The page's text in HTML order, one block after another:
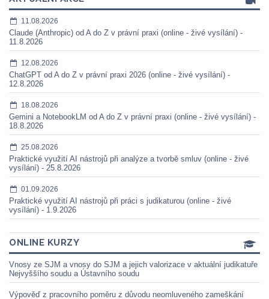
11.08.2026
Claude (Anthropic) od A do Z v právní praxi (online - živé vysílání) -
11.8.2026
12.08.2026
ChatGPT od A do Z v právní praxi 2026 (online - živé vysílání) -
12.8.2026
18.08.2026
Gemini a NotebookLM od A do Z v právní praxi (online - živé vysílání) -
18.8.2026
25.08.2026
Praktické využití AI nástrojů při analýze a tvorbě smluv (online - živé
vysílání) - 25.8.2026
01.09.2026
Praktické využití AI nástrojů při práci s judikaturou (online - živé
vysílání) - 1.9.2026
ONLINE KURZY
Vnosy ze SJM a vnosy do SJM a jejich valorizace v aktuální judikatuře
Nejvyššího soudu a Ústavního soudu
Výpověď z pracovního poměru z důvodu neomluveného zameškání